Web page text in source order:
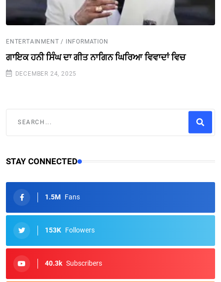
ENTERTAINMENT / INFORMATION
ਗਾਇਕ ਹਨੀ ਸਿੰਘ ਦਾ ਗੀਤ ਨਾਗਿਨ ਘਿਰਿਆ ਵਿਵਾਦਾਂ ਵਿਚ
DECEMBER 24, 2025
STAY CONNECTED
1.5M Fans
153K Followers
40.3k Subscribers